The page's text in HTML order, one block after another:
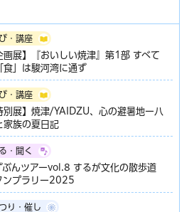
・講座
画展】『おいしい焼津』第1部 すべて
食」は駿河湾に通ず
・講座
別展】焼津/YAIDZU、心の避暑地ー八
家族の夏日記
・聞く
ぶんツアーvol.8 するが文化の散歩道
ンプラリー2025
り・催し